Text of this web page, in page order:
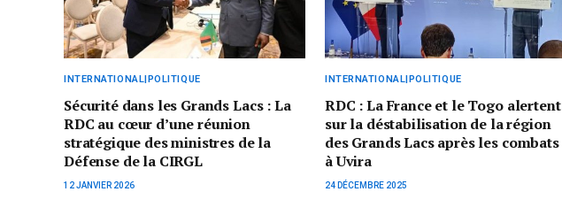
INTERNATIONAL|POLITIQUE
Sécurité dans les Grands Lacs : La
RDC au cœur d’une réunion
stratégique des ministres de la
Défense de la CIRGL
12 JANVIER 2026
INTERNATIONAL|POLITIQUE
RDC : La France et le Togo alertent
sur la déstabilisation de la région
des Grands Lacs après les combats
à Uvira
24 DÉCEMBRE 2025